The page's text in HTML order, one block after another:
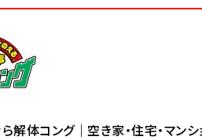
解体コング｜空き家・住宅・マン